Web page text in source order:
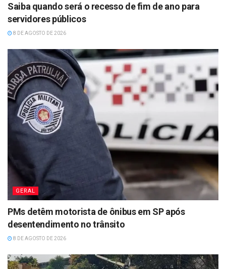
Saiba quando será o recesso de fim de ano para
servidores públicos
8 DE AGOSTO DE 2026
GERAL
PMs detêm motorista de ônibus em SP após
desentendimento no trânsito
8 DE AGOSTO DE 2026